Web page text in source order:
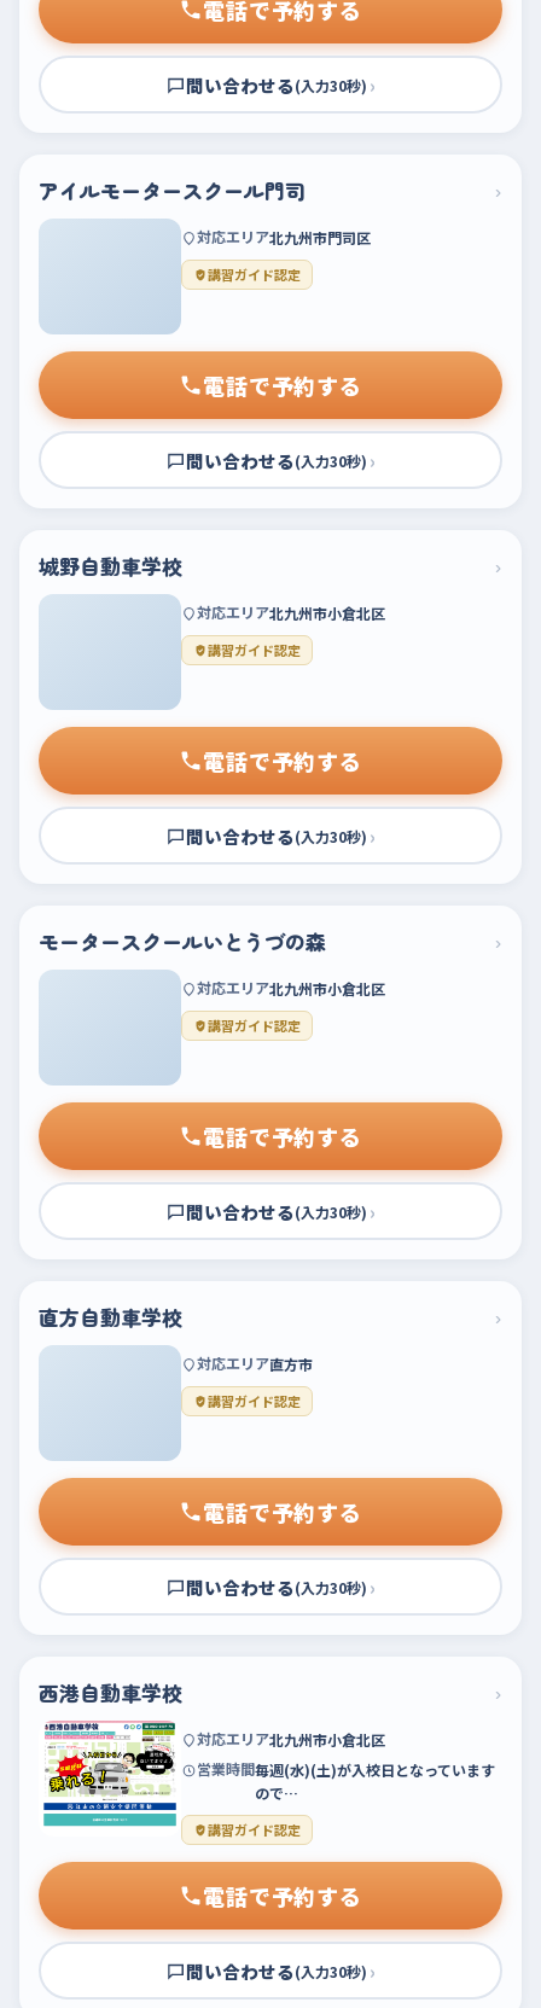
電話で予約する
問い合わせる(入力30秒) ›
アイルモータースクール門司 ›
対応エリア北九州市門司区
講習ガイド認定
電話で予約する
問い合わせる(入力30秒) ›
城野自動車学校 ›
対応エリア北九州市小倉北区
講習ガイド認定
電話で予約する
問い合わせる(入力30秒) ›
モータースクールいとうづの森 ›
対応エリア北九州市小倉北区
講習ガイド認定
電話で予約する
問い合わせる(入力30秒) ›
直方自動車学校 ›
対応エリア直方市
講習ガイド認定
電話で予約する
問い合わせる(入力30秒) ›
西港自動車学校 ›
対応エリア北九州市小倉北区
営業時間毎週(水)(土)が入校日となっています
ので…
講習ガイド認定
電話で予約する
問い合わせる(入力30秒) ›